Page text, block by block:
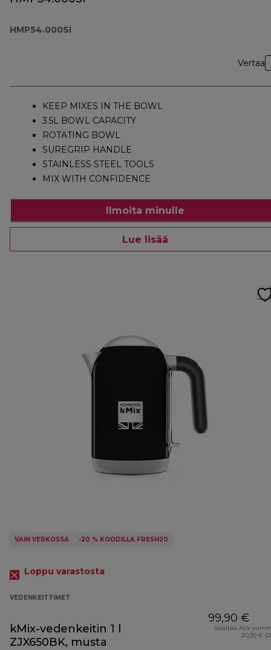
HMP54.000SI
Vertaa
KEEP MIXES IN THE BOWL
3.5L BOWL CAPACITY
ROTATING BOWL
SUREGRIP HANDLE
STAINLESS STEEL TOOLS
MIX WITH CONFIDENCE
Ilmoita minulle
Lue lisää
VAIN VERKOSSA -20 % KOODILLA FRESH20
Loppu varastosta
VEDENKEITTIMET
kMix-vedenkeitin 1 l
ZJX650BK, musta
99,90 €
Sisältää ALV-
20,30 €